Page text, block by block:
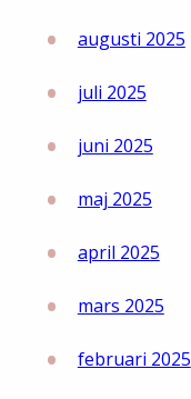
augusti 2025
juli 2025
juni 2025
maj 2025
april 2025
mars 2025
februari 2025